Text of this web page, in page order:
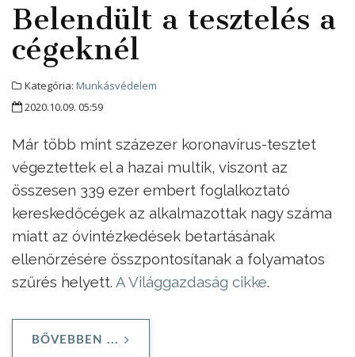
Belendült a tesztelés a
cégeknél
Kategória: Munkásvédelem
2020.10.09. 05:59
Már több mint százezer koronavírus-tesztet
végeztettek el a hazai multik, viszont az
összesen 339 ezer embert foglalkoztató
kereskedőcégek az alkalmazottak nagy száma
miatt az óvintézkedések betartásának
ellenőrzésére összpontosítanak a folyamatos
szűrés helyett. A Világgazdaság cikke.
BŐVEBBEN ...